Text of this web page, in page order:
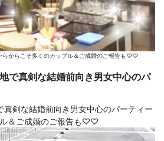
らからこそ多くのカップル＆ご成婚のご報告も♡♡
で真剣な結婚前向き男女中心のパ
剣な結婚前向き男女中心のパーティー
＆ご成婚のご報告も♡♡